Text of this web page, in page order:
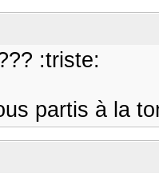
:triste:
partis à la